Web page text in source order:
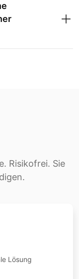
Risikofrei. Sie
Lösung